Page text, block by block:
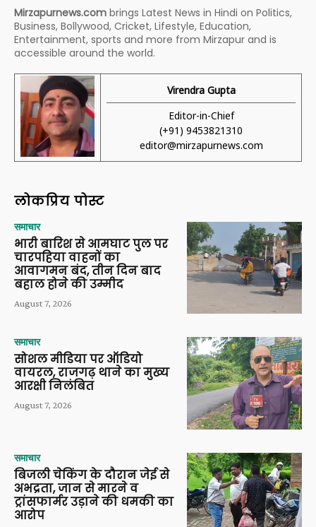
Mirzapurnews.com brings Latest News in Hindi on Politics,
Business, Bollywood, Cricket, Lifestyle, Education,
Entertainment, sports and more from Mirzapur and is
accessible around the world.
Virendra Gupta
Editor-in-Chief
(+91) 9453821310
editor@mirzapurnews.com
लोकप्रिय पोस्ट
समाचार
भारी बारिश से आमघाट पुल पर
चारपहिया वाहनों का
आवागमन बंद, तीन दिन बाद
बहाल होने की उम्मीद
August 7, 2026
समाचार
सोशल मीडिया पर ऑडियो
वायरल, राजगढ़ थाने का मुख्य
आरक्षी निलंबित
August 7, 2026
समाचार
बिजली चेकिंग के दौरान जेई से
अभद्रता, जान से मारने व
ट्रांसफार्मर उड़ाने की धमकी का
आरोप